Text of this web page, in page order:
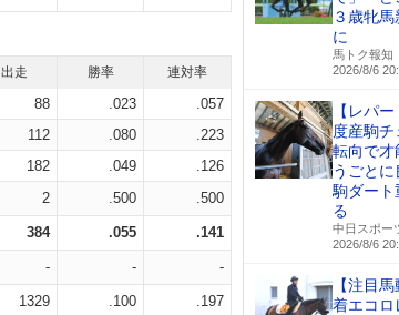
出走 勝率 連対率
88 .023
.057
112 .080
.223
182 .049
.126
2 .500 .500
384 .055 .141
- - -
1329 .100 .197
３歳牝
に
馬トク報知
2026/8/6
【レパ
度産駒
転向で
うごと
駒ダート
る
中日スポー
2026/8/6
【注目
着エコロ